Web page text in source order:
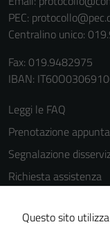
PEC:
Centralino unico:
Fax: 019.9482975
IBAN:
Leggi le FAQ
Prenotazione
Segnalazione
Richiesta assistenza
Informativa privacy
Questo sito